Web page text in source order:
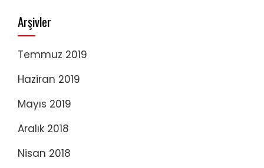
Arşivler
Temmuz 2019
Haziran 2019
Mayıs 2019
Aralık 2018
Nisan 2018